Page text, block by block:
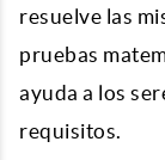
resuelve las
pruebas
ayuda a los
requisitos.